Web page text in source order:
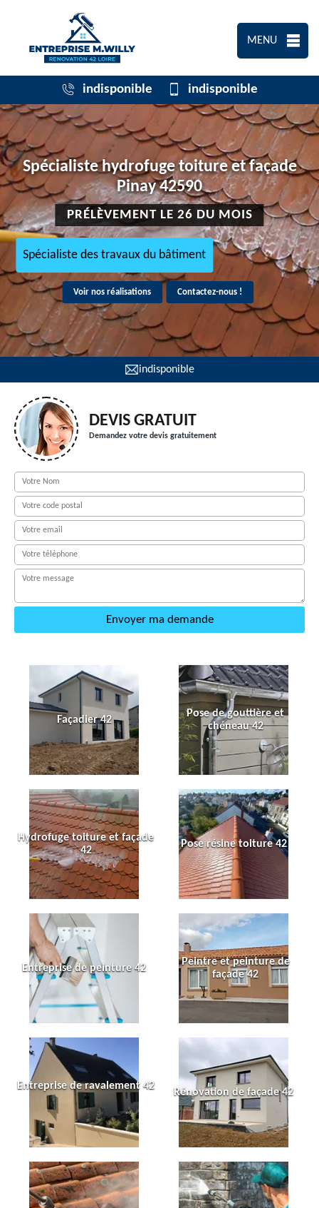
MENU
indisponible indisponible
Spécialiste hydrofuge toiture et façade
Pinay 42590
PRÉLÈVEMENT LE 26 DU MOIS
Spécialiste des travaux du bâtiment
Voir nos réalisations Contactez-nous !
indisponible
DEVIS GRATUIT
Demandez votre devis gratuitement
Façadier 42
Pose de gouttière et
chéneau 42
Hydrofuge toiture et façade
42
Pose résine toiture 42
Entreprise de peinture 42
Peintre et peinture de
façade 42
Entreprise de ravalement 42
Rénovation de façade 42